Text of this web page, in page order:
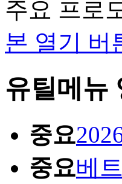
주요 프로
본 열기 버
유틸메뉴
중요
중요베